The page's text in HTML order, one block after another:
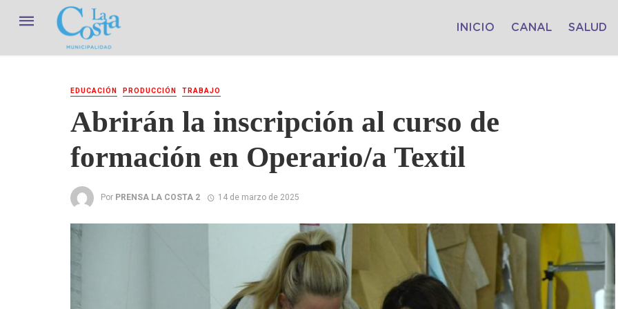
INICIO CANAL SALUD
EDUCACIÓN PRODUCCIÓN TRABAJO
Abrirán la inscripción al curso de
formación en Operario/a Textil
Por PRENSA LA COSTA 2 14 de marzo de 2025